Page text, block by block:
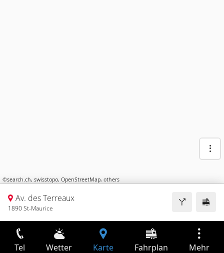
©search.ch, swisstopo, OpenStreetMap, others
Av. des Terreaux
1890 St-Maurice
Tel Wetter Karte Fahrplan Mehr